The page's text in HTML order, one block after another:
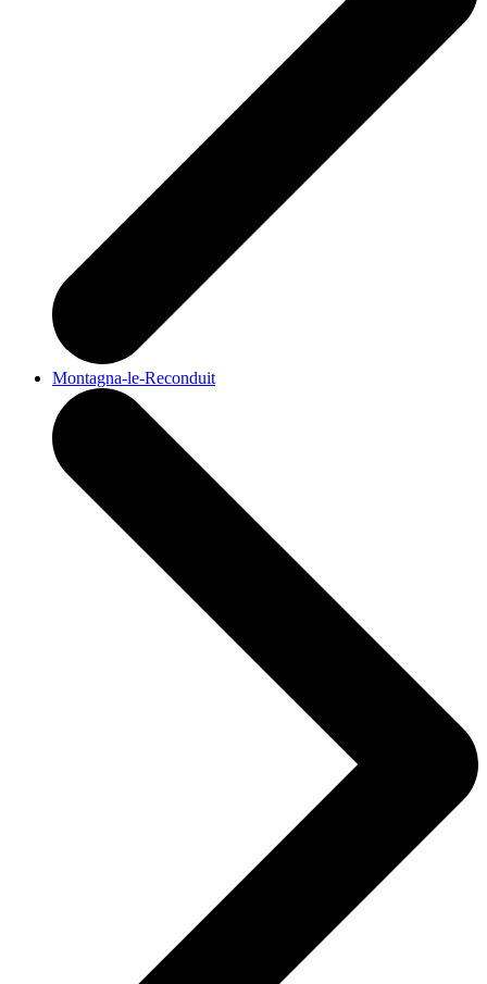
Montagna-le-Reconduit